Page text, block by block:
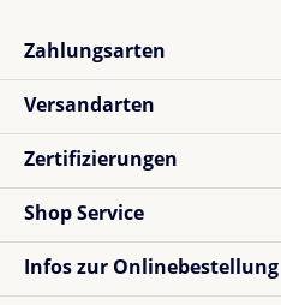
Zahlungsarten
Versandarten
Zertifizierungen
Shop Service
Infos zur Onlinebestellung